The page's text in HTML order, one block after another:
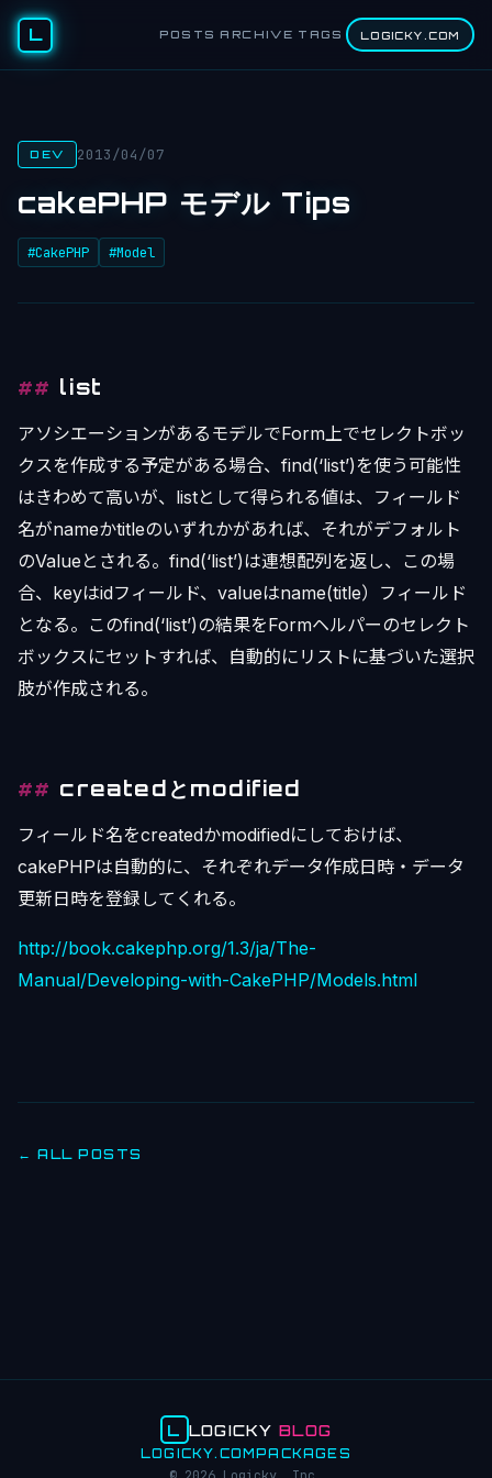
L POSTS ARCHIVE TAGS LOGICKY.COM
DEV 2013/04/07
cakePHP モデル Tips
#CakePHP #Model
list
アソシエーションがあるモデルでForm上でセレクトボッ
クスを作成する予定がある場合、find(‘list’)を使う可能性
はきわめて高いが、listとして得られる値は、フィールド
名がnameかtitleのいずれかがあれば、それがデフォルト
のValueとされる。find(‘list’)は連想配列を返し、この場
合、keyはidフィールド、valueはname(title）フィールド
となる。このfind(‘list’)の結果をFormヘルパーのセレクト
ボックスにセットすれば、自動的にリストに基づいた選択
肢が作成される。
createdとmodified
フィールド名をcreatedかmodifiedにしておけば、
cakePHPは自動的に、それぞれデータ作成日時・データ
更新日時を登録してくれる。
http://book.cakephp.org/1.3/ja/The-
Manual/Developing-with-CakePHP/Models.html
← ALL POSTS
L LOGICKYBLOG
LOGICKY.COM PACKAGES